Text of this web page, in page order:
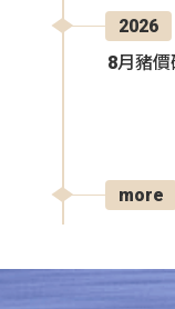
2026
8月豬
more